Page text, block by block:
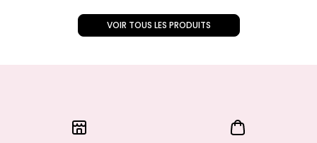
VOIR TOUS LES PRODUITS